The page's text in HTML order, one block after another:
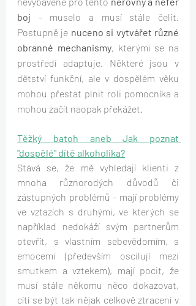
boj - muselo a musí stále čelit.
Postupně je nuceno si vytvářet různé
obranné mechanismy, kterými se na
prostředí adaptuje. Některé jsou v
dětství funkční, ale v dospělém věku
mohou přestat plnit roli pomocníka a
mohou začít naopak překážet.
Těžký batoh aneb Jak poznat
"dospělé" dítě alkoholika?
Stává se, že mě vyhledají klienti z
mnoha různorodých důvodů či
zástupných problémů - mají problémy
ve vztazích s druhými, ve kterých se
například nedokáží svým partnerům
otevřít, s vlastním sebevědomím, s
emocemi (především oscilují mezi
smutkem a vztekem), mají pocit, že
musí stále někomu něco dokazovat,
cítí se být tak nějak celkově ztracení v